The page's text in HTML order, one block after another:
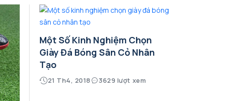
Một Số Kinh Nghiệm Chọn
Giày Đá Bóng Sân Cỏ Nhân
Tạo
21 Th4, 2018 3629 lượt xem